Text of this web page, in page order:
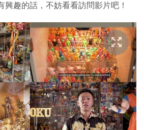
興趣的話，不妨看看訪問影片吧！